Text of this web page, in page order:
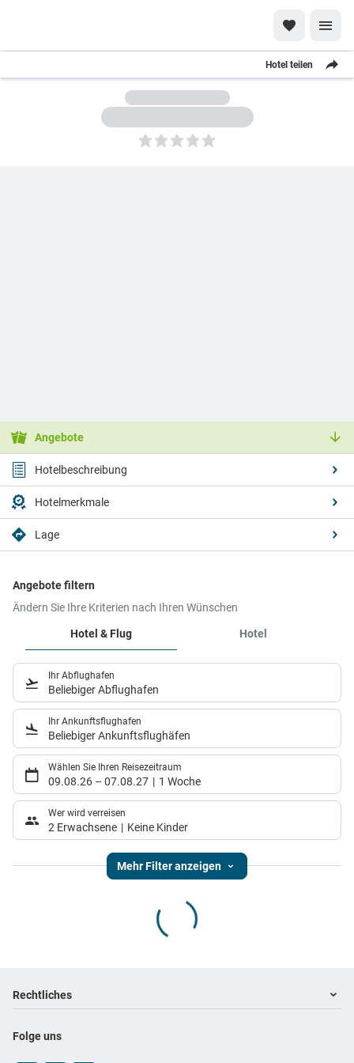
Hotel teilen
5
Angebote
Hotelbeschreibung
Hotelmerkmale
Lage
Angebote filtern
Ändern Sie Ihre Kriterien nach Ihren Wünschen
Hotel & Flug
Hotel
Ihr Abflughafen
Beliebiger Abflughafen
Ihr Ankunftsflughafen
Beliebiger Ankunftsflughäfen
Wählen Sie Ihren Reisezeitraum
09.08.26 – 07.08.27 1 Woche
Wer wird verreisen
2 Erwachsene Keine Kinder
Mehr Filter anzeigen
Footer navigation
Rechtliches
Folge uns